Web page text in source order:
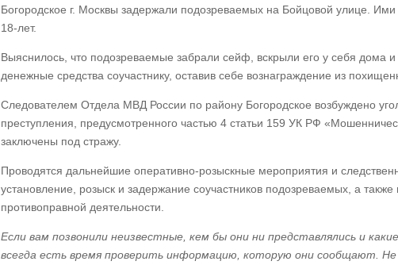
Богородское г. Москвы задержали подозреваемых на Бойцовой улице. Ими
18-лет.
Выяснилось, что подозреваемые забрали сейф, вскрыли его у себя дома и
денежные средства соучастнику, оставив себе вознаграждение из
Следователем Отдела МВД России по району Богородское возбуждено
преступления, предусмотренного частью 4 статьи 159 УК РФ
заключены под стражу.
Проводятся дальнейшие оперативно-розыскные мероприятия и
установление, розыск и задержание соучастников подозреваемых, а
противоправной деятельности.
Если вам позвонили неизвестные, кем бы они ни представлялись и
всегда есть время проверить информацию, которую они сообщают.